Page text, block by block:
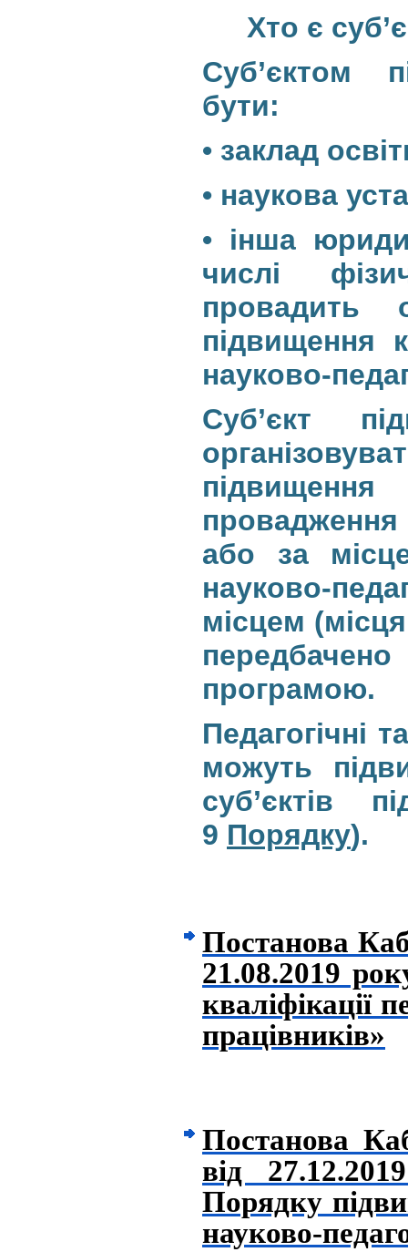
Хто є
Суб’єктом
бути:
• заклад
• наукова
• інша
числі
провадить
підвищення
науково-
Суб’єкт
провадження
або за
науково-
місцем
програмою.
Педагогічні
можуть
суб’єктів
9 Порядку).
Постанова
21.08.2019
кваліфікації
працівників»
Постанова
від
Порядку
науково-